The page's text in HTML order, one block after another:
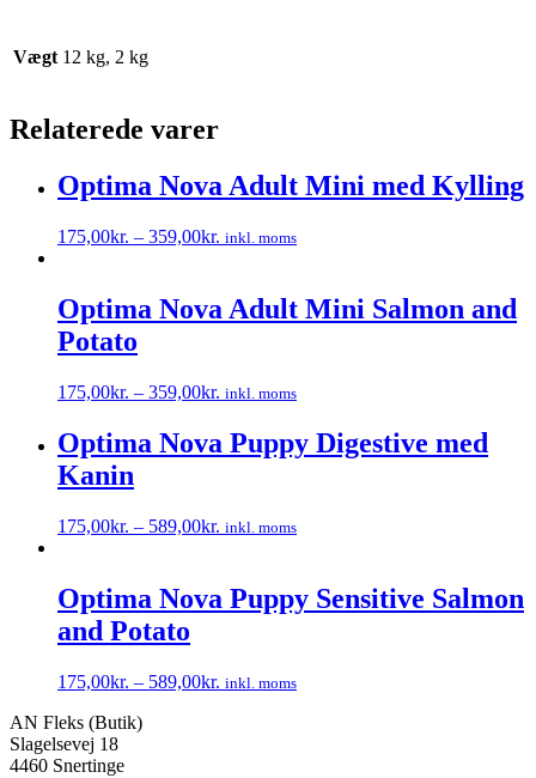
Vægt 12 kg, 2 kg
Relaterede varer
Optima Nova Adult Mini med Kylling
175,00kr. – 359,00kr. inkl. moms
har
flere
varianter.
kan
vælges
på
varesiden
Optima Nova Adult Mini Salmon and
Potato
175,00kr. – 359,00kr. inkl. moms
vare
har
flere
Mulighederne
kan
på
varesiden
Optima Nova Puppy Digestive med
Kanin
175,00kr. – 589,00kr. inkl. moms
har
flere
varianter.
kan
vælges
på
varesiden
Optima Nova Puppy Sensitive Salmon
and Potato
175,00kr. – 589,00kr. inkl. moms
vare
har
flere
AN Fleks (Butik)
Slagelsevej 18
4460 Snertinge